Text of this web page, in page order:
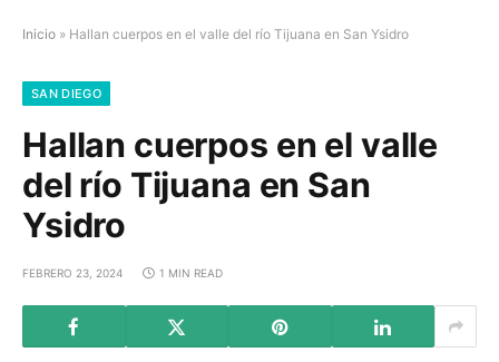
Inicio » Hallan cuerpos en el valle del río Tijuana en San Ysidro
SAN DIEGO
Hallan cuerpos en el valle
del río Tijuana en San
Ysidro
FEBRERO 23, 2024 1 MIN READ